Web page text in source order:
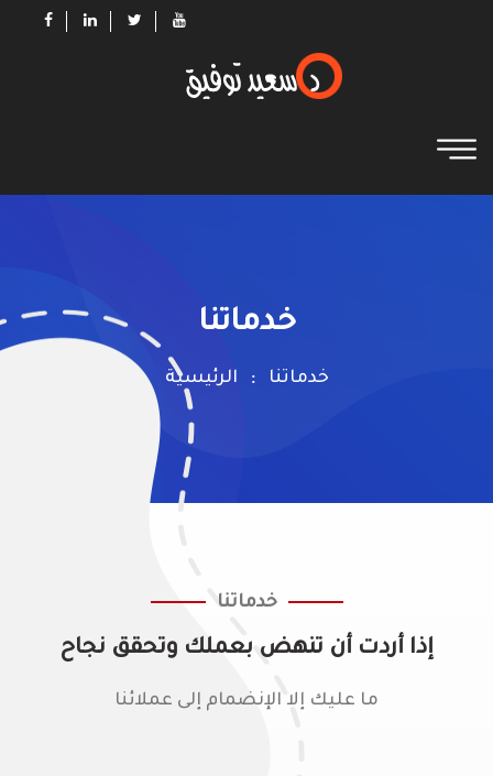
خدماتنا
الرئيسية خدماتنا
خدماتنا
إذا أردت أن تنهض بعملك وتحقق نجاح
ما عليك إلا الإنضمام إلى عملائنا